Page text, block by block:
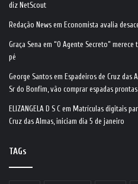
diz NetScout
Redação News em Economista avalia
Graça Sena em “O Agente Secreto”
pé
George Santos em Espadeiros de Cruz das
Sr do Bonfim, vão comprar espadas
ELIZANGELA D S C em Matrículas digitais
Cruz das Almas, iniciam dia 5 de janeiro
TAGs